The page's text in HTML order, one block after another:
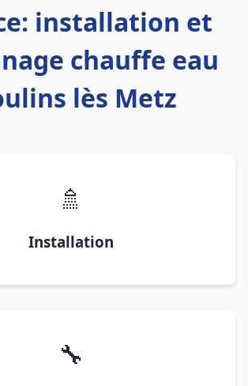
installation et
chauffe eau
lès Metz
🚿
Installation
🔧